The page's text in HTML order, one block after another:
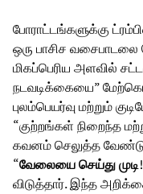
போராட்டங்களுக்கு
ஒரு பாசிச வசைபாடலை
மிகப்பெரிய அளவில்
நடவடிக்கையை”
புலம்பெயர்வு மற்றும்
“குற்றங்கள் நிறைந்த
கவனம் செலுத்த
“வேலையைசெய்துமுடி
விடுத்தார். இந்த